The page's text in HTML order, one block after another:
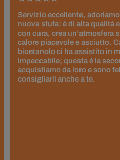
Servizio eccellente,
nuova stufa: è di alta qualità
con cura, crea un’atmosfera
calore piacevole e asciutto.
bioetanolo ci ha assistito in
impeccabile; questa è la
acquistiamo da loro e sono
consigliarli anche a te.